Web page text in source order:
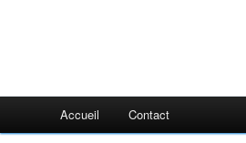
Accueil Contact